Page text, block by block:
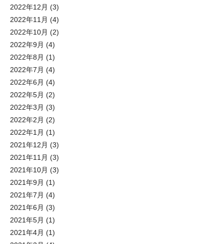
2022年12月 (3)
2022年11月 (4)
2022年10月 (2)
2022年9月 (4)
2022年8月 (1)
2022年7月 (4)
2022年6月 (4)
2022年5月 (2)
2022年3月 (3)
2022年2月 (2)
2022年1月 (1)
2021年12月 (3)
2021年11月 (3)
2021年10月 (3)
2021年9月 (1)
2021年7月 (4)
2021年6月 (3)
2021年5月 (1)
2021年4月 (1)